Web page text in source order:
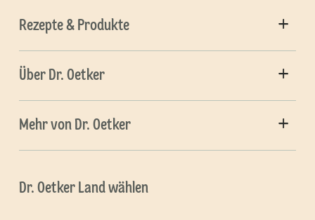
Rezepte & Produkte
Über Dr. Oetker
Mehr von Dr. Oetker
Dr. Oetker Land wählen